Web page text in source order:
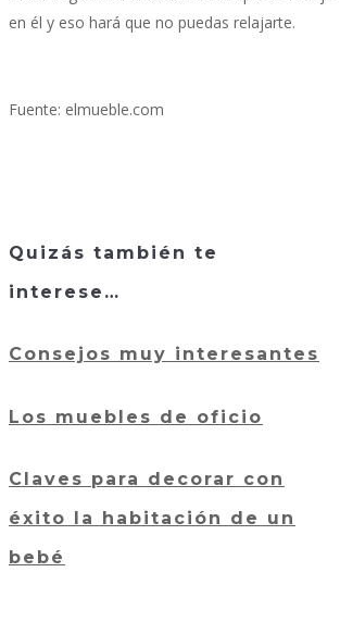
en él y eso hará que no puedas relajarte.
Fuente: elmueble.com
Quizás también te
interese…
Consejos muy interesantes
Los muebles de oficio
Claves para decorar con
éxito la habitación de un
bebé